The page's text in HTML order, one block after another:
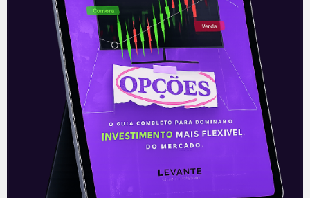
oportunidades emocionantes para os
traders, mas exigem disciplina, estudo
contínuo e uma compreensão profunda do
mercado.
Saber diferenciar entre as diversas
estratégias e aplicar uma gestão de risco
eficaz pode ser a chave para o sucesso no